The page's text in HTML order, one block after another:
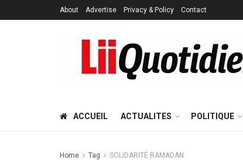
About Advertise Privacy & Policy Contact
ACCUEIL ACTUALITES POLITIQUE
Home Tag SOLIDARITÉ RAMADAN